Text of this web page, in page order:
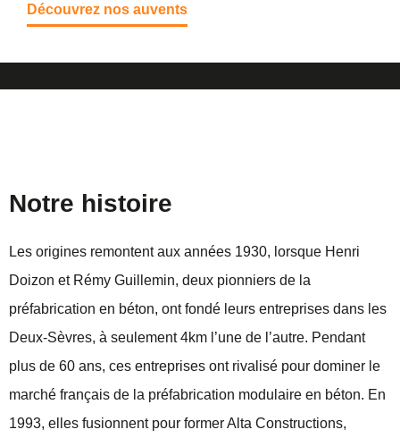
Découvrez nos auvents
Notre histoire
Les origines remontent aux années 1930, lorsque Henri
Doizon et Rémy Guillemin, deux pionniers de la
préfabrication en béton, ont fondé leurs entreprises dans les
Deux-Sèvres, à seulement 4km l’une de l’autre. Pendant
plus de 60 ans, ces entreprises ont rivalisé pour dominer le
marché français de la préfabrication modulaire en béton. En
1993, elles fusionnent pour former Alta Constructions,